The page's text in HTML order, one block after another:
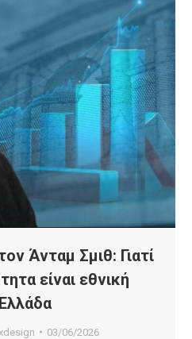
Άνταμ Σμιθ: Γιατί
είναι εθνική
03/06/2026